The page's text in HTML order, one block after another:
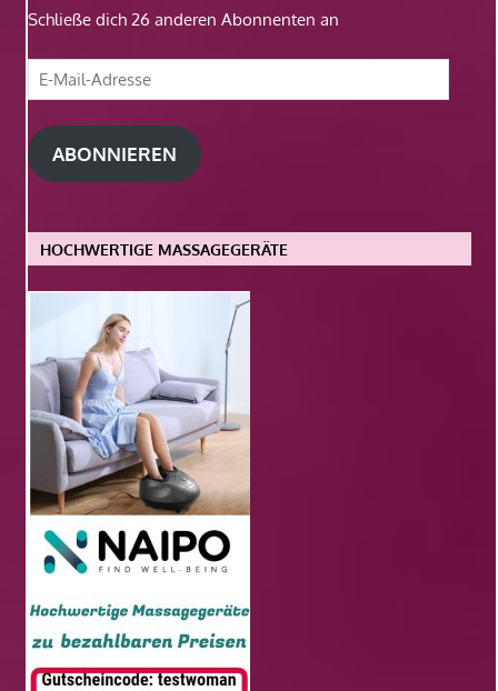
Schließe dich 26 anderen Abonnenten an
E-
Mail-
Adresse
ABONNIEREN
HOCHWERTIGE MASSAGEGERÄTE